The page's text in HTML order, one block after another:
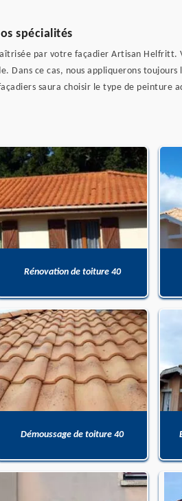
spécialités
par votre façadier Artisan
Dans ce cas, nous appliquerons
saura choisir le type de peinture
Rénovation de toiture 40
Démoussage de toiture 40